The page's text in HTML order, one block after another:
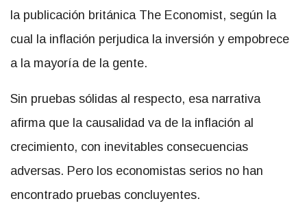
la publicación británica The Economist, según la
cual la inflación perjudica la inversión y empobrece
a la mayoría de la gente.
Sin pruebas sólidas al respecto, esa narrativa
afirma que la causalidad va de la inflación al
crecimiento, con inevitables consecuencias
adversas. Pero los economistas serios no han
encontrado pruebas concluyentes.